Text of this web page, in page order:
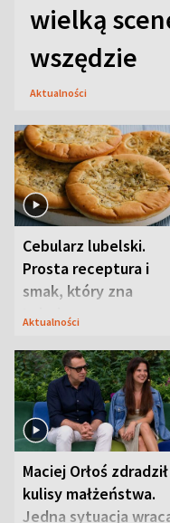
wielką
wszędzie
Aktualności
Cebularz lubelski.
Prosta receptura i
smak, który zna
Lubelszczyzna
Aktualności
Maciej Orłoś zdradził
kulisy małżeństwa.
Jedna sytuacja